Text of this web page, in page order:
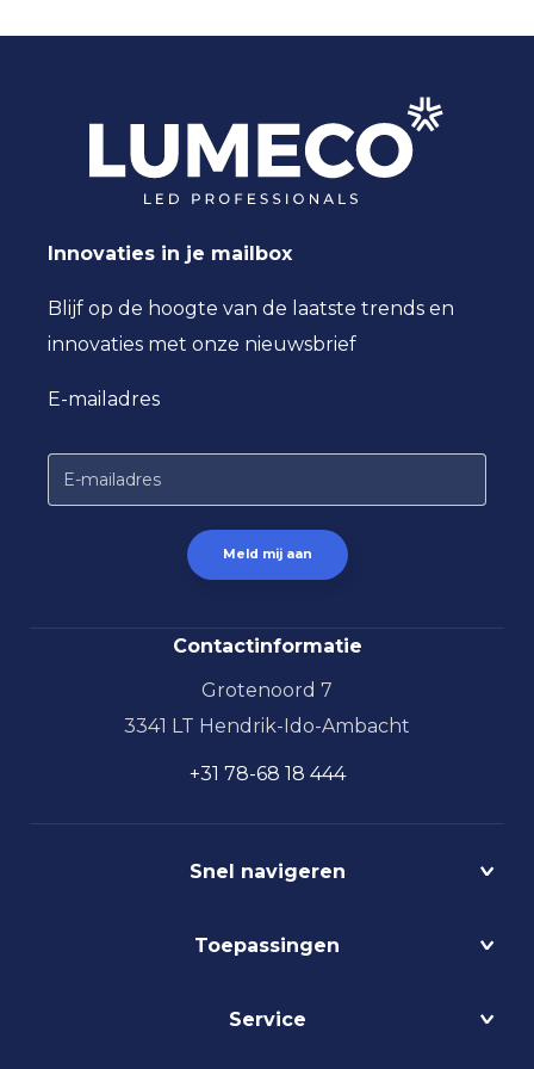
EPISTAR
Innovaties in je mailbox
Blijf op de hoogte van de laatste trends en
innovaties met onze nieuwsbrief
E-mailadres
Contactinformatie
Grotenoord 7
3341 LT Hendrik-Ido-Ambacht
+31 78-68 18 444
Snel navigeren
Circulair
Lichtmanagement
Toepassingen
Kantoorverlichting
Service